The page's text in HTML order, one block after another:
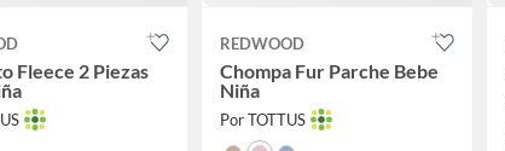
Fleece 2 Piezas
REDWOOD
Chompa Fur Parche Bebe
Niña
Por TOTTUS